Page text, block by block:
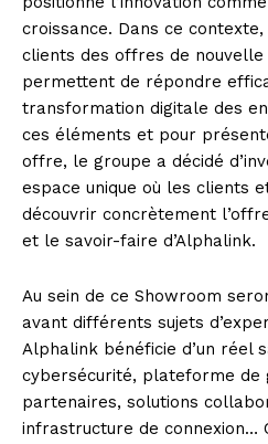
croissance. Dans ce
clients des offres de nouvelle
permettent de répondre
transformation digitale des
ces éléments et pour
offre, le groupe a décidé
espace unique où les clients
découvrir concrètement
et le savoir-faire d’Alphalink.
Au sein de ce Showroom
avant différents sujets
Alphalink bénéficie d’un réel
cybersécurité, plateforme de
partenaires, solutions
infrastructure de connexion…